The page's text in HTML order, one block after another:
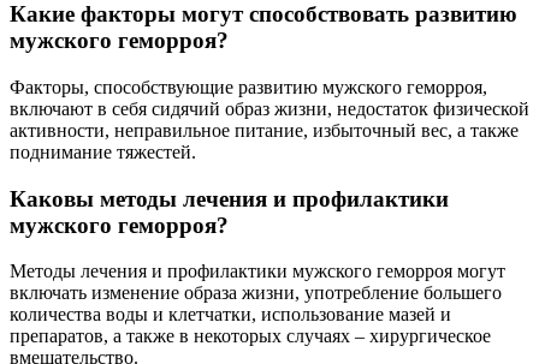
Какие факторы могут способствовать развитию
мужского геморроя?
Факторы, способствующие развитию мужского геморроя,
включают в себя сидячий образ жизни, недостаток физической
активности, неправильное питание, избыточный вес, а также
поднимание тяжестей.
Каковы методы лечения и профилактики
мужского геморроя?
Методы лечения и профилактики мужского геморроя могут
включать изменение образа жизни, употребление большего
количества воды и клетчатки, использование мазей и
препаратов, а также в некоторых случаях – хирургическое
вмешательство.